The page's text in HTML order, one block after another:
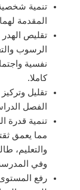
تنمية شخصية
المقدمة
تقليص
الرسوب
نفسية
كاملا.
تقليل
الفصل
تنمية قدرة
مما يعمق
والتعليم،
وفي
رفع